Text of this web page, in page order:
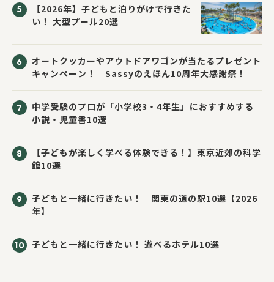
【2026年】子どもと泊りがけで行きた
い！ 大型プール20選
オートクッカーやアウトドアワゴンが当たるプレゼント
キャンペーン！ Sassyのえほん10周年大感謝祭！
中学受験のプロが「小学校3・4年生」におすすめする
小説・児童書10選
【子どもが楽しく学べる体験できる！】東京近郊の科学
館10選
子どもと一緒に行きたい！ 関東の道の駅10選【2026
年】
子どもと一緒に行きたい！ 遊べるホテル10選